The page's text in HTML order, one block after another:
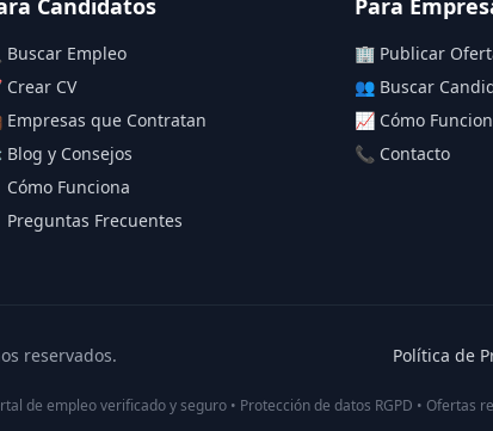
Candidatos
Buscar Empleo
Crear CV
Empresas que Contratan
Blog y Consejos
Cómo Funciona
Preguntas Frecuentes
Para
🏢 Publicar
👥 Buscar
📈 Cómo
📞 Contacto
reservados. Política de
de empleo verificado y seguro • Protección de datos RGPD • Ofertas